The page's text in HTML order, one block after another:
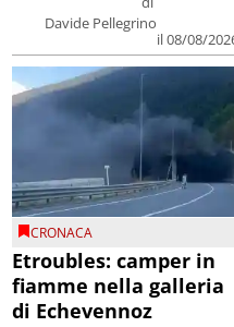
Davide Pellegrino
il 08/08/
CRONACA
Etroubles: camper in
fiamme nella galleria
di Echevennoz